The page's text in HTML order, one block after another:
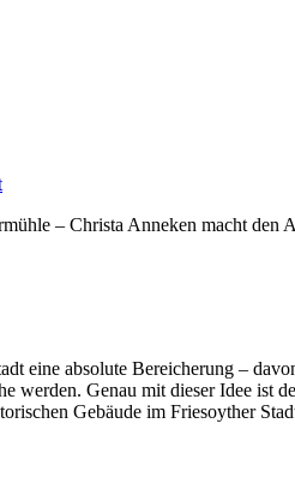
– Christa Anneken macht den
eine absolute Bereicherung –
werden. Genau mit dieser Idee
Gebäude im Friesoyther